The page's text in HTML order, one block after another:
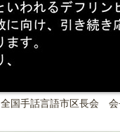
全国手話言語市区長会